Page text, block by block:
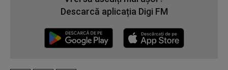
Descarcă aplicația Digi FM